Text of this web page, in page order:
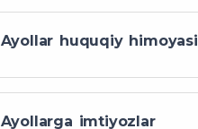
Ayollar huquqiy himoyasi
Ayollarga imtiyozlar